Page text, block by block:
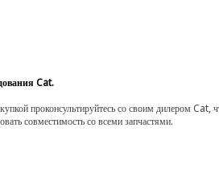
Cat.
проконсультируйтесь со своим дилером Cat,
совместимость со всеми запчастями.